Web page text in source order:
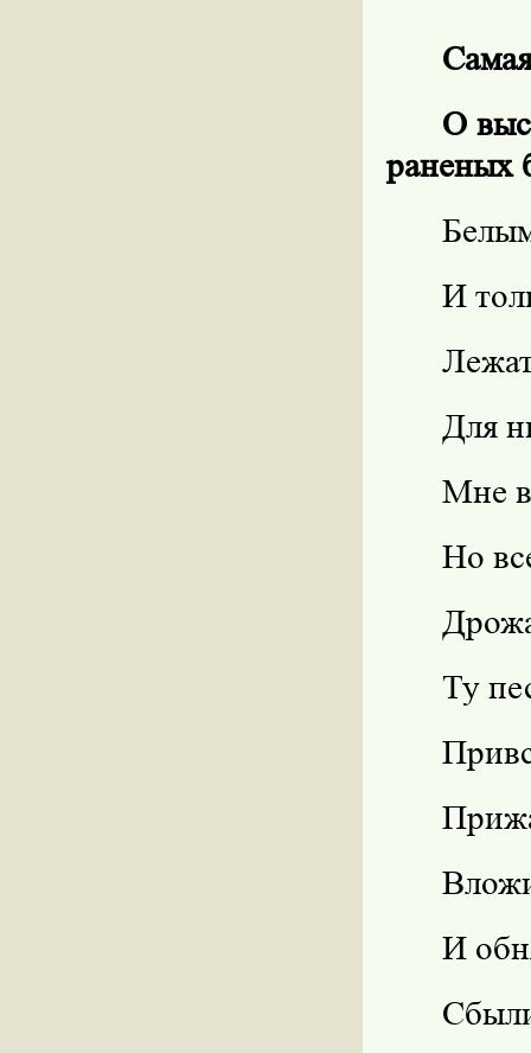
О
раненых
И
Для
Мне
Но
Ту
И